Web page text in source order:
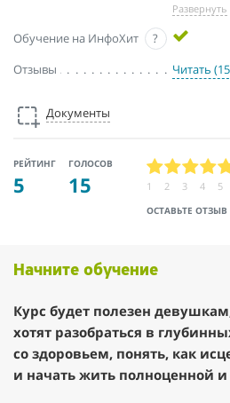
Развернуть
Обучение на ИнфоХит
?
Отзывы
Читать
Документы
РЕЙТИНГ
5
ГОЛОСОВ
15
ОСТАВЬТЕ ОТЗЫВ
1 2 3 4 5
Начните обучение
Курс будет полезен
хотят разобраться в
со здоровьем, понять, как
и начать жить полноценной